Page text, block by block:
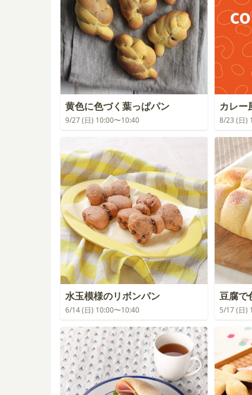
黄色に色づく葉っぱパン
9/27 (日) 10:00〜10:40
カレー
8/23 (日)
水玉模様のリボンパン
6/14 (日) 10:00〜10:40
豆腐で
5/17 (日)